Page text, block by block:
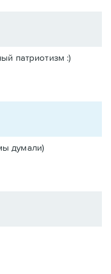
патриотизм :)
думали)